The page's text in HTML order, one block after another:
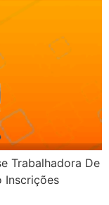
Trabalhadora De
Inscrições